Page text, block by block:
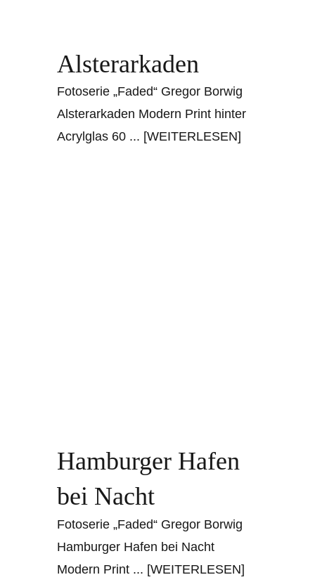
Alsterarkaden
Fotoserie „Faded“ Gregor Borwig
Alsterarkaden Modern Print hinter
Acrylglas 60 ... [WEITERLESEN]
Hamburger Hafen
bei Nacht
Fotoserie „Faded“ Gregor Borwig
Hamburger Hafen bei Nacht
Modern Print ... [WEITERLESEN]